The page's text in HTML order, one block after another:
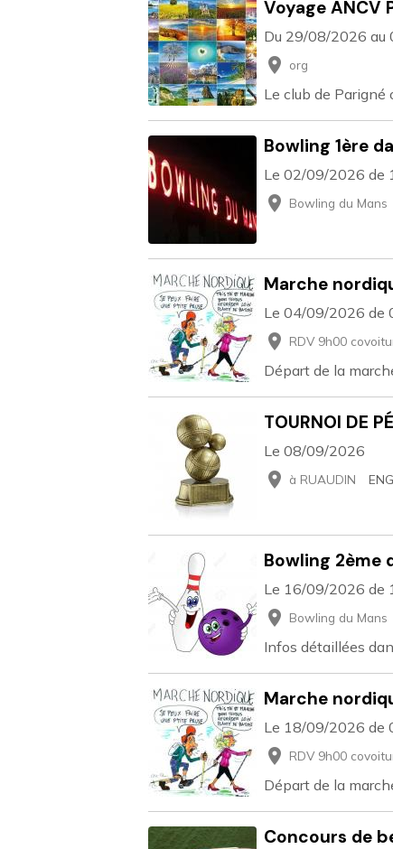
Voyage ANCV
Du 29/08/2026 au
org
Le club de Parigné
Bowling 1ère
Le 02/09/2026 de
Bowling du Mans
Marche
Le 04/09/2026 de
RDV 9h00
Départ de la
TOURNOI DE
Le 08/09/2026
à RUAUDIN
Bowling 2ème
Le 16/09/2026 de
Bowling du Mans
Infos détaillées
Marche
Le 18/09/2026 de
RDV 9h00
Départ de la
Concours de